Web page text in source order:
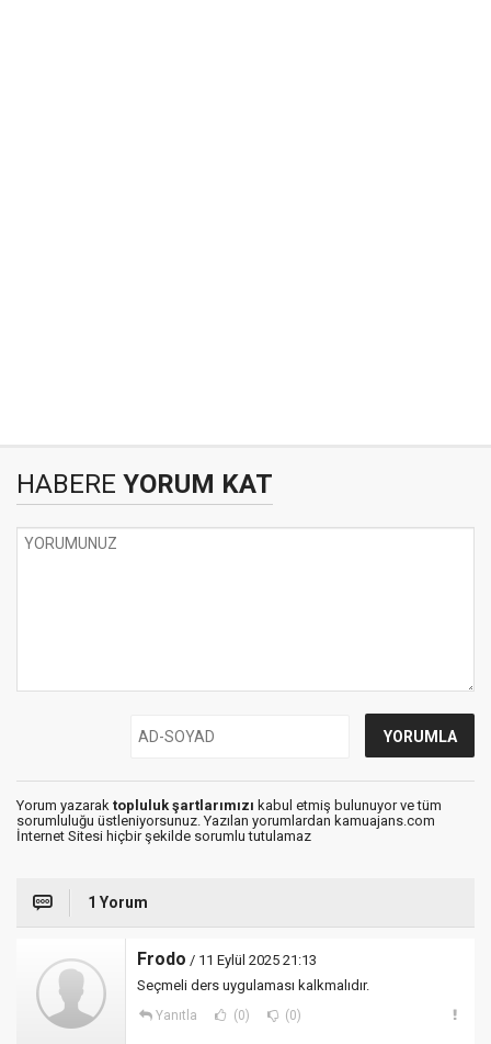
HABERE YORUM KAT
Yorum yazarak topluluk şartlarımızı kabul etmiş bulunuyor ve tüm
sorumluluğu üstleniyorsunuz. Yazılan yorumlardan kamuajans.com
İnternet Sitesi hiçbir şekilde sorumlu tutulamaz
1 Yorum
Frodo / 11 Eylül 2025 21:13
Seçmeli ders uygulaması kalkmalıdır.
Yanıtla (0) (0)